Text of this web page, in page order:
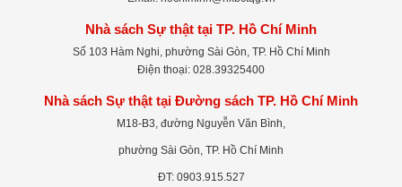
Nhà sách Sự thật tại TP. Hồ Chí Minh
Số 103 Hàm Nghi, phường Sài Gòn, TP. Hồ Chí Minh
Điện thoại: 028.39325400
Nhà sách Sự thật tại Đường sách TP. Hồ Chí Minh
M18-B3, đường Nguyễn Văn Bình,
phường Sài Gòn, TP. Hồ Chí Minh
ĐT: 0903.915.527